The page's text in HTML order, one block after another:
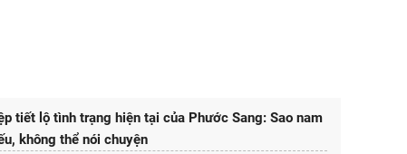
tiết lộ tình trạng hiện tại của Phước Sang: Sao nam
không thể nói chuyện